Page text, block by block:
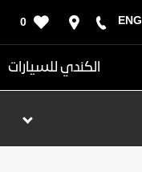
ENG
0
الكندي للسيارات